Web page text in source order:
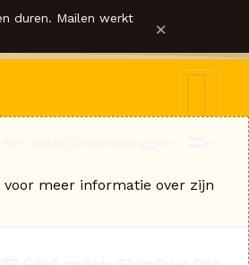
duren. Mailen werkt ×
voor meer informatie over zijn